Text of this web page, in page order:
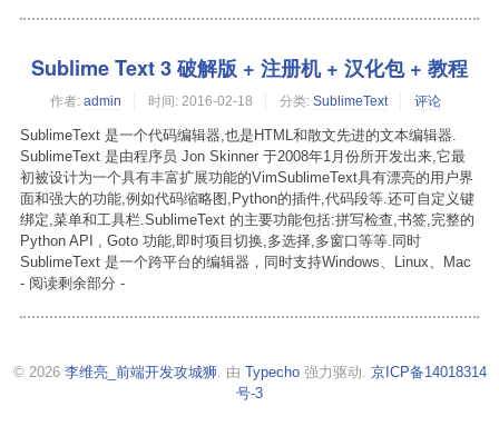
Sublime Text 3 破解版 + 注册机 + 汉化包 + 教程
作者: admin 时间: 2016-02-18 分类: SublimeText 评论
SublimeText 是一个代码编辑器,也是HTML和散文先进的文本编辑器.
SublimeText 是由程序员 Jon Skinner 于2008年1月份所开发出来,它最
初被设计为一个具有丰富扩展功能的VimSublimeText具有漂亮的用户界
面和强大的功能,例如代码缩略图,Python的插件,代码段等.还可自定义键
绑定,菜单和工具栏.SublimeText 的主要功能包括:拼写检查,书签,完整的
Python API , Goto 功能,即时项目切换,多选择,多窗口等等.同时
SublimeText 是一个跨平台的编辑器，同时支持Windows、Linux、Mac
- 阅读剩余部分 -
© 2026 李维亮_前端开发攻城狮. 由 Typecho强力驱动. 京ICP备14018314
号-3